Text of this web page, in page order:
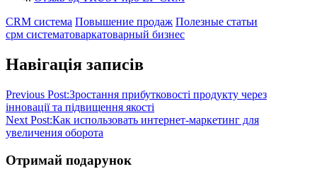
CRM система Повышение продаж Полезные статьи
срм систематоваркатоварный бизнес
Навігація записів
Previous Post:Зростання прибутковості продукту через
інновації та підвищення якості
Next Post:Как использовать интернет-маркетинг для
увеличения оборота
Отримай подарунок